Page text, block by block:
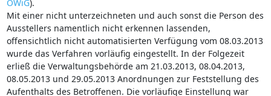
OWiG).
Mit einer nicht unterzeichneten und auch sonst die Person des
Ausstellers namentlich nicht erkennen lassenden,
offensichtlich nicht automatisierten Verfügung vom 08.03.2013
wurde das Verfahren vorläufig eingestellt. In der Folgezeit
erließ die Verwaltungsbehörde am 21.03.2013, 08.04.2013,
08.05.2013 und 29.05.2013 Anordnungen zur Feststellung des
Aufenthalts des Betroffenen. Die vorläufige Einstellung war